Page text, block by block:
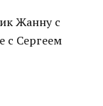
Жанну с
с Сергеем